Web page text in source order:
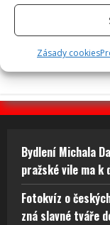
Zásady cookies
50 let od nehody
závodu za
Bydlení Michala
pražské vile ma
Fotokvíz o
zná slavné tváře